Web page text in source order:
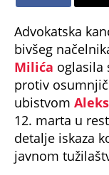
Advokatska
bivšeg
Milića oglasila
protiv
ubistvom
12. marta u
detalje iskaza
javnom